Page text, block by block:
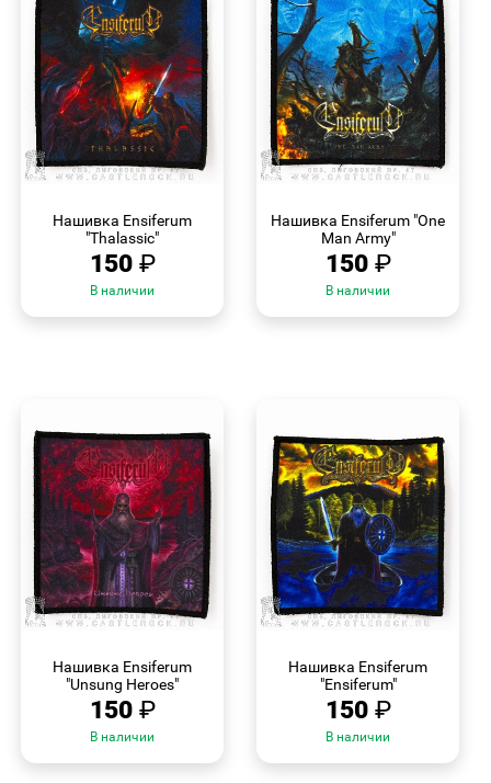
Нашивка Ensiferum
"Thalassic"
150 ₽
В наличии
Нашивка Ensiferum "One
Man Army"
150 ₽
В наличии
Нашивка Ensiferum
"Unsung Heroes"
150 ₽
В наличии
Нашивка Ensiferum
"Ensiferum"
150 ₽
В наличии